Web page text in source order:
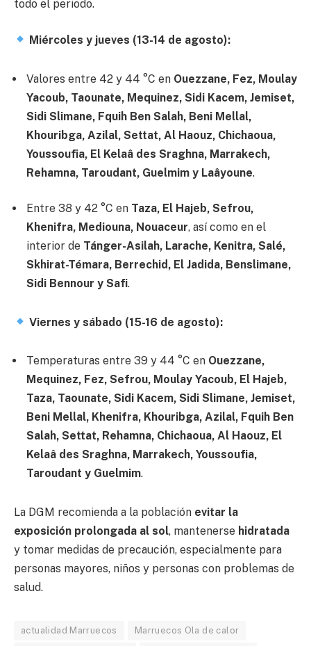
todo el periodo.
Miércoles y jueves (13-14 de agosto):
Valores entre 42 y 44 °C en Ouezzane, Fez, Moulay
Yacoub, Taounate, Mequinez, Sidi Kacem, Jemiset,
Sidi Slimane, Fquih Ben Salah, Beni Mellal,
Khouribga, Azilal, Settat, Al Haouz, Chichaoua,
Youssoufia, El Kelaâ des Sraghna, Marrakech,
Rehamna, Taroudant, Guelmim y Laâyoune.
Entre 38 y 42 °C en Taza, El Hajeb, Sefrou,
Khenifra, Mediouna, Nouaceur, así como en el
interior de Tánger-Asilah, Larache, Kenitra, Salé,
Skhirat-Témara, Berrechid, El Jadida, Benslimane,
Sidi Bennour y Safi.
Viernes y sábado (15-16 de agosto):
Temperaturas entre 39 y 44 °C en Ouezzane,
Mequinez, Fez, Sefrou, Moulay Yacoub, El Hajeb,
Taza, Taounate, Sidi Kacem, Sidi Slimane, Jemiset,
Beni Mellal, Khenifra, Khouribga, Azilal, Fquih Ben
Salah, Settat, Rehamna, Chichaoua, Al Haouz, El
Kelaâ des Sraghna, Marrakech, Youssoufia,
Taroudant y Guelmim.
La DGM recomienda a la población evitar la
exposición prolongada al sol, mantenerse hidratada
y tomar medidas de precaución, especialmente para
personas mayores, niños y personas con problemas de
salud.
actualidad Marruecos Marruecos Ola de calor